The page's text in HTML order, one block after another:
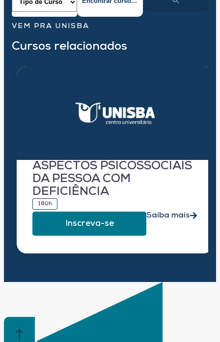
VEM PRA UNISBA
Cursos relacionados
ASPECTOS PSICOSSOCIAIS
DA PESSOA COM
DEFICIÊNCIA
180h
Inscreva-se
Saiba mais